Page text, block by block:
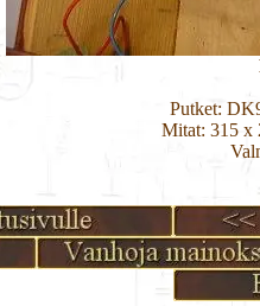
Putket:
Mitat: 315 x